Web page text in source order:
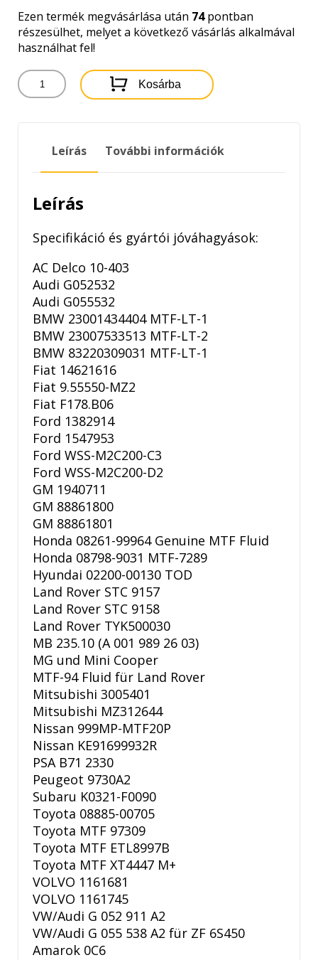
Ezen termék megvásárlása után 74pontban
részesülhet, melyet a következő vásárlás alkalmával
használhat fel!
RAVENOL
MTF-
1LITER
Kosárba
Leírás További információk
Leírás
Specifikáció és gyártói jóváhagyások:
AC Delco 10-403
Audi G052532
Audi G055532
BMW 23001434404 MTF-LT-1
BMW 23007533513 MTF-LT-2
BMW 83220309031 MTF-LT-1
Fiat 14621616
Fiat 9.55550-MZ2
Fiat F178.B06
Ford 1382914
Ford 1547953
Ford WSS-M2C200-C3
Ford WSS-M2C200-D2
GM 1940711
GM 88861800
GM 88861801
Honda 08261-99964 Genuine MTF Fluid
Honda 08798-9031 MTF-7289
Hyundai 02200-00130 TOD
Land Rover STC 9157
Land Rover STC 9158
Land Rover TYK500030
MB 235.10 (A 001 989 26 03)
MG und Mini Cooper
MTF-94 Fluid für Land Rover
Mitsubishi 3005401
Mitsubishi MZ312644
Nissan 999MP-MTF20P
Nissan KE91699932R
PSA B71 2330
Peugeot 9730A2
Subaru K0321-F0090
Toyota 08885-00705
Toyota MTF 97309
Toyota MTF ETL8997B
Toyota MTF XT4447 M+
VOLVO 1161681
VOLVO 1161745
VW/Audi G 052 911 A2
VW/Audi G 055 538 A2 für ZF 6S450
Amarok 0C6